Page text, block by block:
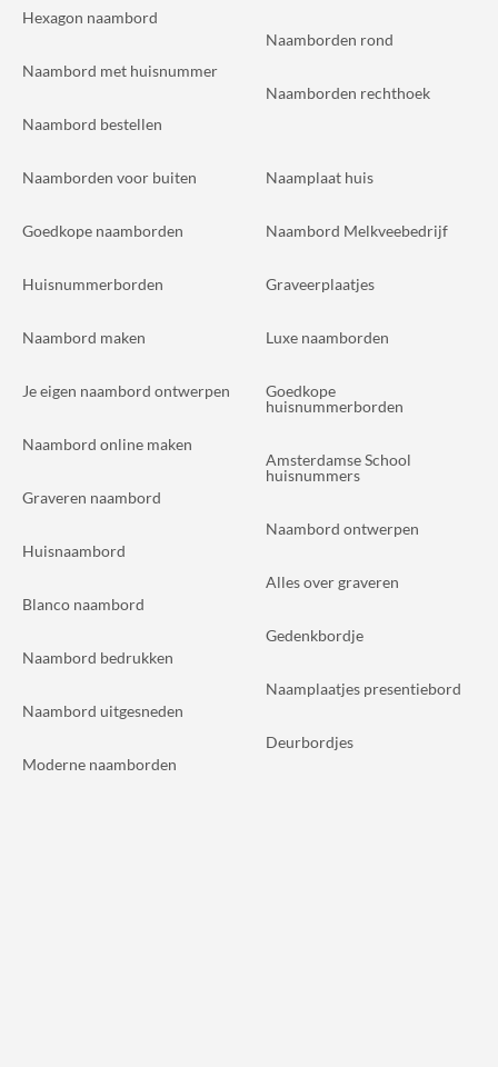
Hexagon naambord
Naambord met huisnummer
Naambord bestellen
Naamborden rond
Naamborden rechthoek
Naamborden voor buiten
Goedkope naamborden
Huisnummerborden
Naambord maken
Je eigen naambord ontwerpen
Naambord online maken
Graveren naambord
Huisnaambord
Blanco naambord
Naambord bedrukken
Naambord uitgesneden
Moderne naamborden
Naamplaat huis
Naambord Melkveebedrijf
Graveerplaatjes
Luxe naamborden
Goedkope
huisnummerborden
Amsterdamse School
huisnummers
Naambord ontwerpen
Alles over graveren
Gedenkbordje
Naamplaatjes presentiebord
Deurbordjes